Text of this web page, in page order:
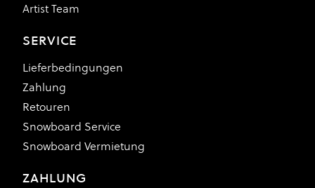
Artist Team
SERVICE
Lieferbedingungen
Zahlung
Retouren
Snowboard Service
Snowboard Vermietung
ZAHLUNG